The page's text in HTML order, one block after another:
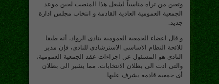
وتعين من تراه مناسباً لشغل هذا المنصب لحين موعد
الجمعية العمومية العادية القادمة و انتخاب مجلس ادارة
جديد.
و قال اعضاء الجمعية العمومية بنادى الرواد، أنه طبقا
للائحة النظام الاساسى الاسترشادى للنادى، فإن مدير
النادى هو المسئول عن اجراءات عقد الجمعية العمومية،
والتى ادت الى بطلان الانتخابات، مما يشير الى بطلان
أى جمعية قادمة يشرف عليها.